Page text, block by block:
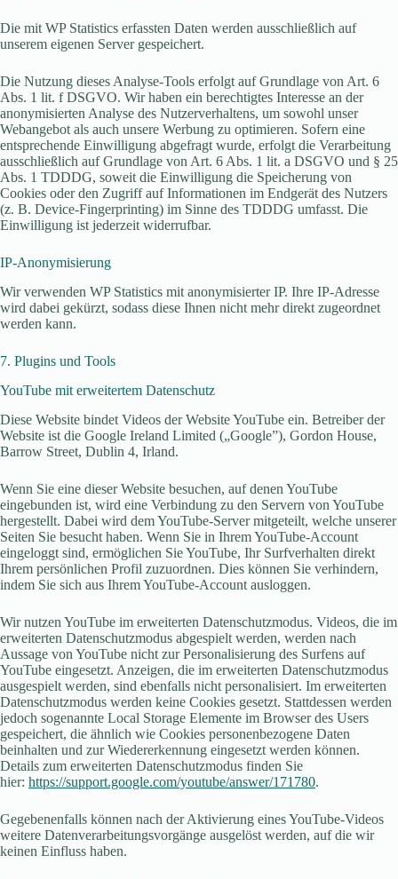
Die mit WP Statistics erfassten Daten werden ausschließlich auf
unserem eigenen Server gespeichert.
Die Nutzung dieses Analyse-Tools erfolgt auf Grundlage von Art. 6
Abs. 1 lit. f DSGVO. Wir haben ein berechtigtes Interesse an der
anonymisierten Analyse des Nutzerverhaltens, um sowohl unser
Webangebot als auch unsere Werbung zu optimieren. Sofern eine
entsprechende Einwilligung abgefragt wurde, erfolgt die Verarbeitung
ausschließlich auf Grundlage von Art. 6 Abs. 1 lit. a DSGVO und § 25
Abs. 1 TDDDG, soweit die Einwilligung die Speicherung von
Cookies oder den Zugriff auf Informationen im Endgerät des Nutzers
(z. B. Device-Fingerprinting) im Sinne des TDDDG umfasst. Die
Einwilligung ist jederzeit widerrufbar.
IP-Anonymisierung
Wir verwenden WP Statistics mit anonymisierter IP. Ihre IP-Adresse
wird dabei gekürzt, sodass diese Ihnen nicht mehr direkt zugeordnet
werden kann.
7. Plugins und Tools
YouTube mit erweitertem Datenschutz
Diese Website bindet Videos der Website YouTube ein. Betreiber der
Website ist die Google Ireland Limited („Google”), Gordon House,
Barrow Street, Dublin 4, Irland.
Wenn Sie eine dieser Website besuchen, auf denen YouTube
eingebunden ist, wird eine Verbindung zu den Servern von YouTube
hergestellt. Dabei wird dem YouTube-Server mitgeteilt, welche unserer
Seiten Sie besucht haben. Wenn Sie in Ihrem YouTube-Account
eingeloggt sind, ermöglichen Sie YouTube, Ihr Surfverhalten direkt
Ihrem persönlichen Profil zuzuordnen. Dies können Sie verhindern,
indem Sie sich aus Ihrem YouTube-Account ausloggen.
Wir nutzen YouTube im erweiterten Datenschutzmodus. Videos, die im
erweiterten Datenschutzmodus abgespielt werden, werden nach
Aussage von YouTube nicht zur Personalisierung des Surfens auf
YouTube eingesetzt. Anzeigen, die im erweiterten Datenschutzmodus
ausgespielt werden, sind ebenfalls nicht personalisiert. Im erweiterten
Datenschutzmodus werden keine Cookies gesetzt. Stattdessen werden
jedoch sogenannte Local Storage Elemente im Browser des Users
gespeichert, die ähnlich wie Cookies personenbezogene Daten
beinhalten und zur Wiedererkennung eingesetzt werden können.
Details zum erweiterten Datenschutzmodus finden Sie
hier: https://support.google.com/youtube/answer/171780.
Gegebenenfalls können nach der Aktivierung eines YouTube-Videos
weitere Datenverarbeitungsvorgänge ausgelöst werden, auf die wir
keinen Einfluss haben.